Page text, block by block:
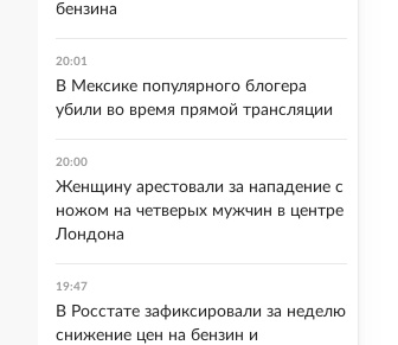
бензина
20:01
В Мексике популярного блогера
убили во время прямой трансляции
20:00
Женщину арестовали за нападение с
ножом на четверых мужчин в центре
Лондона
19:47
В Росстате зафиксировали за неделю
снижение цен на бензин и